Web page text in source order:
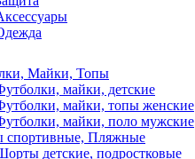
Майки, Топы
майки, детские
майки, топы женские
майки, поло мужские
Пляжные
детские, подростковые